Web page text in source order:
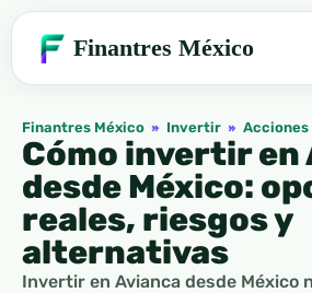
Finantres México
Finantres México » Invertir » Acciones
Cómo invertir en
desde México:
reales, riesgos y
alternativas
Invertir en Avianca desde México